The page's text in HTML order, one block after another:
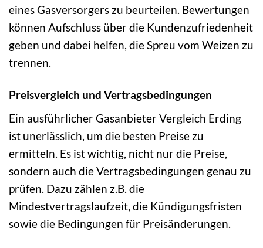
eines Gasversorgers zu beurteilen. Bewertungen
können Aufschluss über die Kundenzufriedenheit
geben und dabei helfen, die Spreu vom Weizen zu
trennen.
Preisvergleich und Vertragsbedingungen
Ein ausführlicher Gasanbieter Vergleich Erding
ist unerlässlich, um die besten Preise zu
ermitteln. Es ist wichtig, nicht nur die Preise,
sondern auch die Vertragsbedingungen genau zu
prüfen. Dazu zählen z.B. die
Mindestvertragslaufzeit, die Kündigungsfristen
sowie die Bedingungen für Preisänderungen.